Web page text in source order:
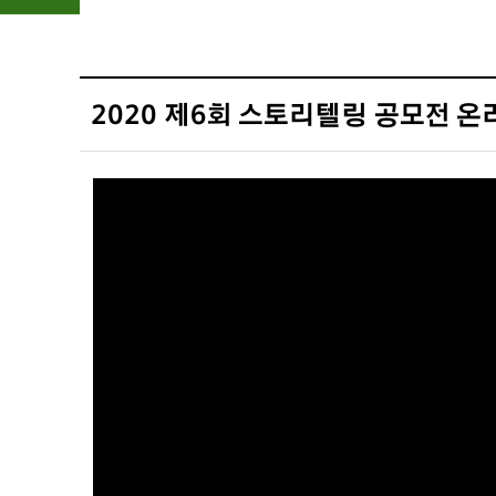
2020 제6회 스토리텔링 공모전 온